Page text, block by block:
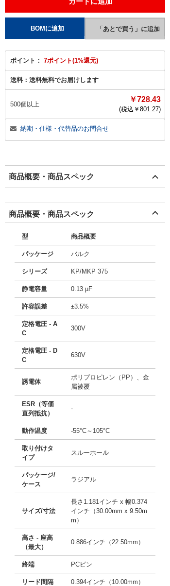
ポイント： 7ポイント(1%還元)
送料： 送料無料でお届けします
500個以上
￥728.43
(税込￥ 801.27)
納期・仕様・代替品のお問合せ
商品概要・商品スペック
商品概要・商品スペック
型 商品概要
パッケージ バルク
シリーズ KP/MKP 375
静電容量 0.13 µF
許容誤差 ±3.5%
定格電圧 - A
C
300V
定格電圧 - D
C
630V
誘電体
ポリプロピレン（PP）、金
属被覆
ESR（等価
直列抵抗）
-
動作温度 -55°C～105°C
取り付けタ
イプ
スルーホール
パッケージ/
ケース
ラジアル
サイズ/寸法
長さ1.181インチ x 幅0.374
インチ（30.00mm x 9.50m
m）
高さ - 座高
（最大）
0.886インチ（22.50mm）
終端 PCピン
リード間隔 0.394インチ（10.00mm）